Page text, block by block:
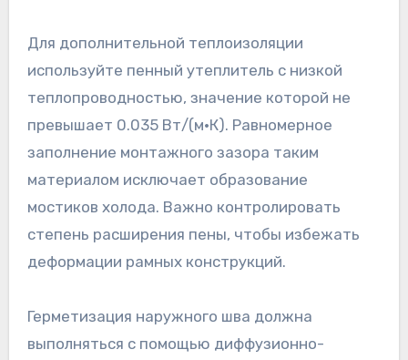
Для дополнительной теплоизоляции
используйте пенный утеплитель с низкой
теплопроводностью, значение которой не
превышает 0.035 Вт/(м·К). Равномерное
заполнение монтажного зазора таким
материалом исключает образование
мостиков холода. Важно контролировать
степень расширения пены, чтобы избежать
деформации рамных конструкций.
Герметизация наружного шва должна
выполняться с помощью диффузионно-